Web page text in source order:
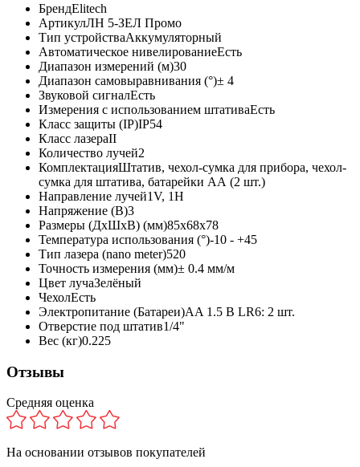
БрендElitech
АртикулЛН 5-ЗЕЛ Промо
Тип устройстваАккумуляторный
Автоматическое нивелированиеЕсть
Диапазон измерений (м)30
Диапазон самовыравнивания (°)± 4
Звуковой сигналЕсть
Измерения с использованием штативаЕсть
Класс защиты (IP)IP54
Класс лазераII
Количество лучей2
КомплектацияШтатив, чехол-сумка для прибора, чехол-
сумка для штатива, батарейки АА (2 шт.)
Направление лучей1V, 1H
Напряжение (В)3
Размеры (ДхШхВ) (мм)85х68х78
Температура использования (°)-10 - +45
Тип лазера (nano meter)520
Точность измерения (мм)± 0.4 мм/м
Цвет лучаЗелёный
ЧехолЕсть
Электропитание (Батареи)AA 1.5 В LR6: 2 шт.
Отверстие под штатив1/4"
Вес (кг)0.225
Отзывы
Средняя оценка
На основании отзывов покупателей